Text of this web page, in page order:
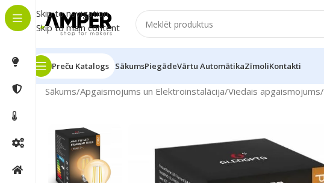
Skip to navigation
Skip to main content
Preču Katalogs SākumsPiegādeVārtu AutomātikaZīmoliKontakti
Sākums/Apgaismojums un Elektroinstalācija/Viedais apgaismojums/